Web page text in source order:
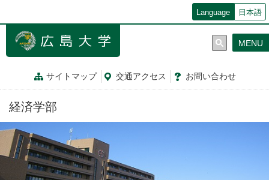
ン
動
Language 日本語
サイトマップ 交通アクセス お問い合わせ
MENU
経済学部